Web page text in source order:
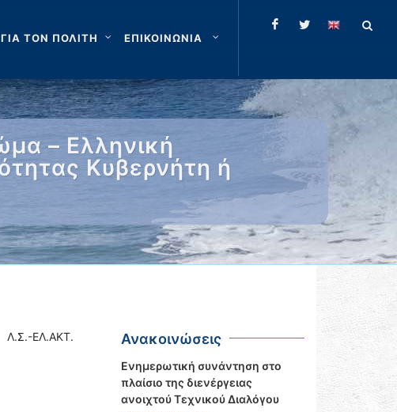
ΓΙΑ ΤΟΝ ΠΟΛΙΤΗ ΕΠΙΚΟΙΝΩΝΙΑ
– Ελληνική
Κυβερνήτη ή
Λ.Σ.-ΕΛ.ΑΚΤ.
Ανακοινώσεις
Ενημερωτική συνάντηση στο
πλαίσιο της διενέργειας
ανοιχτού Τεχνικού Διαλόγου